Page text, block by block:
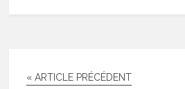
« ARTICLE PRÉCÉDENT